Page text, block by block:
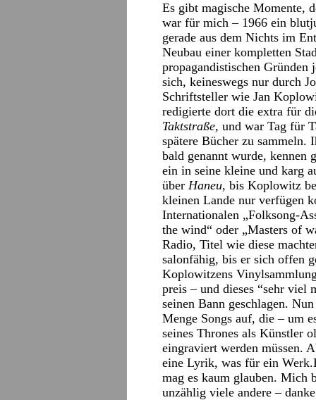
Es gibt magische Momente,
war für mich – 1966 ein
gerade aus dem Nichts im
Neubau einer kompletten
propagandistischen
sich, keineswegs nur durch
Schriftsteller wie Jan
redigierte dort die extra für
Taktstraße, und war Tag für
spätere Bücher zu sammeln.
bald genannt wurde, kennen
ein in seine kleine und karg
über Haneu, bis Koplowitz
kleinen Lande nur verfügen
Internationalen „Folksong-
the wind“ oder „Masters of
Radio, Titel wie diese
salonfähig, bis er sich offen
Koplowitzens
preis – und dieses “sehr viel
seinen Bann geschlagen.
Menge Songs auf, die – um
seines Thrones als Künstler
eingraviert werden müssen.
eine Lyrik, was für ein
mag es kaum glauben. Mich
unzählig viele andere –